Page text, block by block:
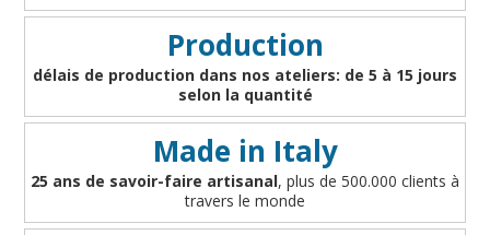
art. 4 - Disponibilité des produits
art. 5 - Délais de livraison, mode de livraison et
art. 6 - Prix
art. 7 - Demande de remboursement
art. 8 - Garantie légale de conformité
art. 9 - Modes de paiement
art. 10 - Responsabilité
Production
délais de production dans nos ateliers: de 5 à 15 jours
selon la quantité
Made in Italy
25 ans de savoir-faire artisanal, plus de 500.000 clients à
travers le monde